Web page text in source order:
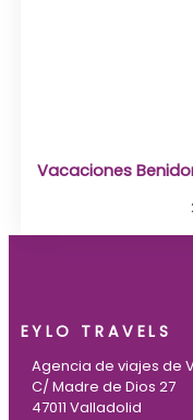
Vacaciones
EYLO TRAVELS
Agencia de viajes de
C/ Madre de Dios 27
47011 Valladolid